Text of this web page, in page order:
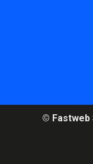
© Fastweb